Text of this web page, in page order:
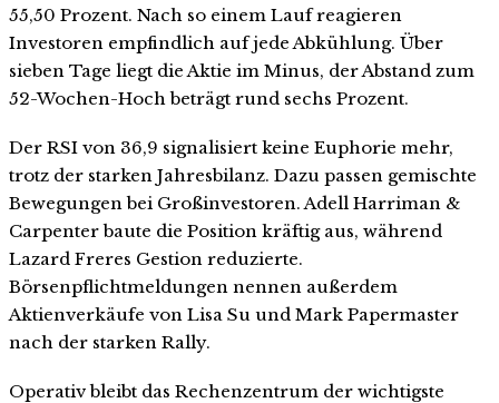
55,50 Prozent. Nach so einem Lauf reagieren
Investoren empfindlich auf jede Abkühlung. Über
sieben Tage liegt die Aktie im Minus, der Abstand zum
52-Wochen-Hoch beträgt rund sechs Prozent.
Der RSI von 36,9 signalisiert keine Euphorie mehr,
trotz der starken Jahresbilanz. Dazu passen gemischte
Bewegungen bei Großinvestoren. Adell Harriman &
Carpenter baute die Position kräftig aus, während
Lazard Freres Gestion reduzierte.
Börsenpflichtmeldungen nennen außerdem
Aktienverkäufe von Lisa Su und Mark Papermaster
nach der starken Rally.
Operativ bleibt das Rechenzentrum der wichtigste